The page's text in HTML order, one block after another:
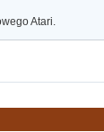
Atari.